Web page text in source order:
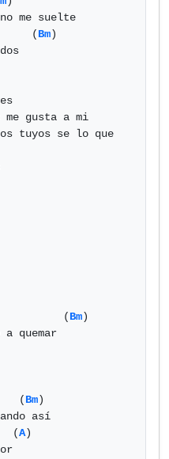
me suelte
(Bm)
gusta a mi
tuyos se lo que
(Bm)
quemar
(Bm)
así
(A)